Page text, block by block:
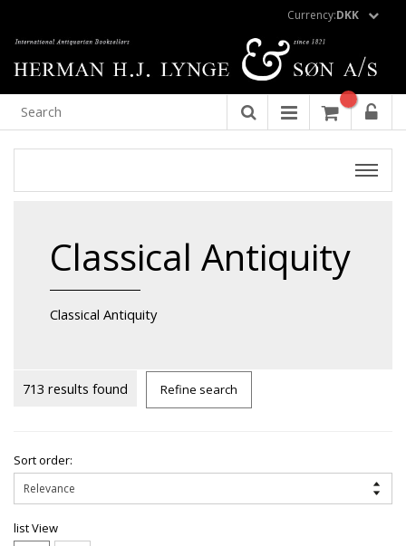
Currency:DKK
Classical Antiquity
Classical Antiquity
713 results found Refine search
Sort order:
list View